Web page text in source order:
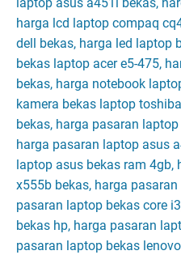
harga lcd laptop compaq
dell bekas, harga led laptop
bekas laptop acer e5-475,
bekas, harga notebook
kamera bekas laptop
bekas, harga pasaran
harga pasaran laptop asus
laptop asus bekas ram
x555b bekas, harga
pasaran laptop bekas core
bekas hp, harga pasaran
pasaran laptop bekas